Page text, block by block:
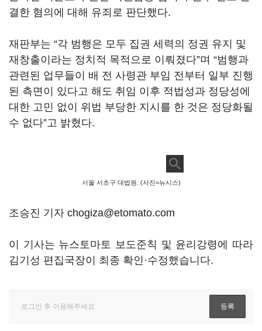
결한 혐의에 대해 유죄로 판단했다.
재판부는 “각 범행은 모두 집권 세력의 정권 유지 및
재창출이라는 정치적 목적으로 이뤄졌다”며 “범행과
관련된 업무들이 배 전 사령관 부임 전부터 일부 진행
된 측면이 있다고 해도 취임 이후 적법성과 정당성에
대한 고민 없이 위법 부당한 지시를 한 것은 정당화될
수 없다”고 밝혔다.
서울 서초구 대법원. (사진=뉴시스)
조승진 기자 chogiza@etomato.com
이 기사는 뉴스토마토 보도준칙 및 윤리강령에 따라
김기성 편집국장이 최종 확인·수정했습니다.